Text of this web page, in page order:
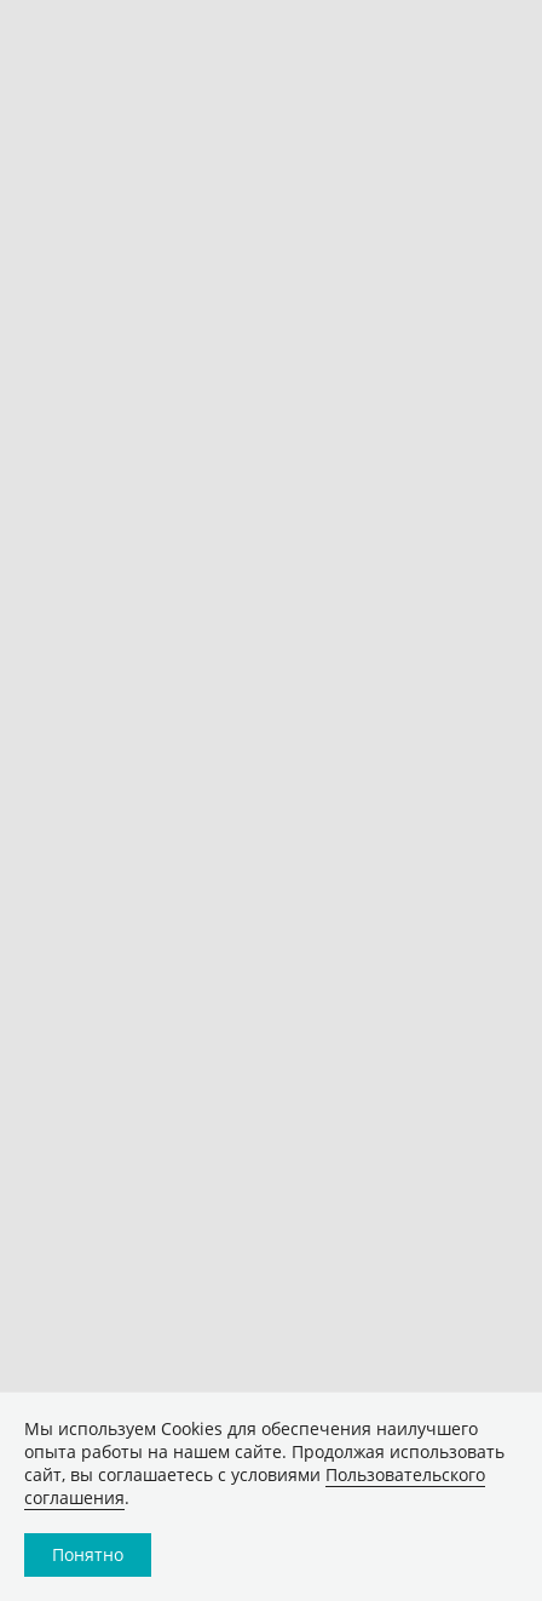
Мы используем Сookies для обеспечения наилучшего
опыта работы на нашем сайте. Продолжая использовать
сайт, вы соглашаетесь с условиями Пользовательского
соглашения.
Понятно